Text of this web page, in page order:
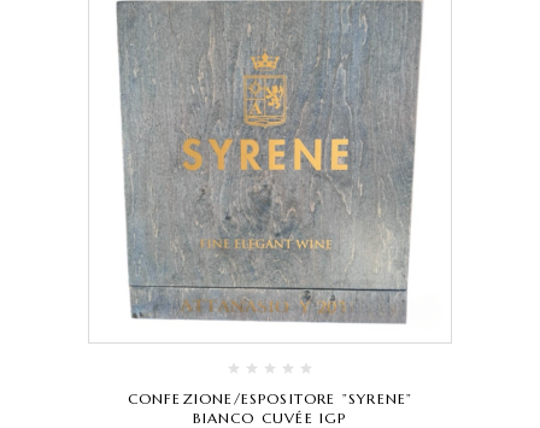
CONFEZIONE/ESPOSITORE ”SYRENE”
BIANCO CUVÉE IGP